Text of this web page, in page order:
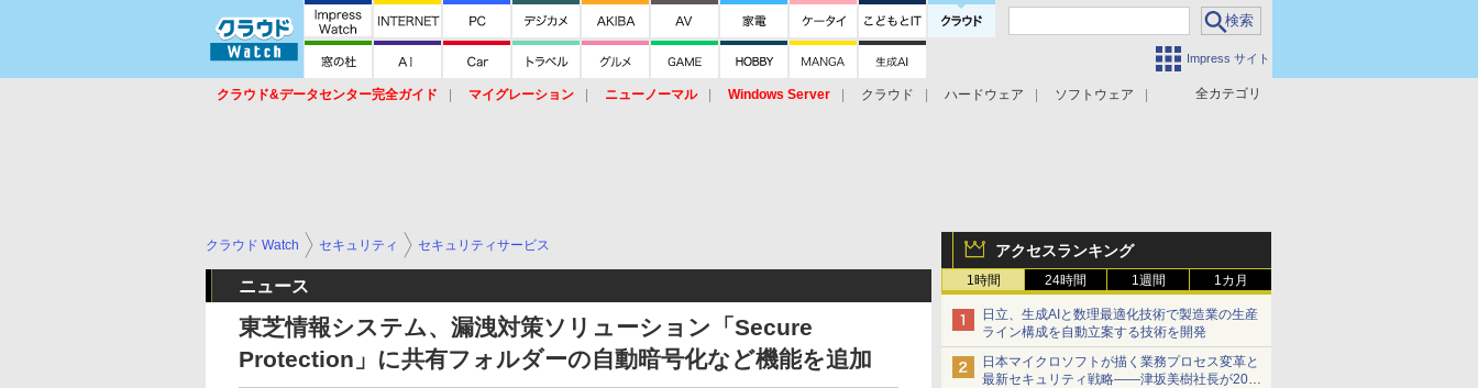
Impress サイト
全カテゴリ
クラウド&データセンター完全ガイド マイグレーション ニューノーマル Windows Server クラウド ハードウェア
ソフトウェア
アクセスランキング
1時間 24時間 1週間 1カ月
日立、生成AIと数理最適化技術で製造業の生産
ライン構成を自動立案する技術を開発
日本マイクロソフトが描く業務プロセス変革と
最新セキュリティ戦略――津坂美樹社長が2027
クラウド Watch セキュリティ セキュリティサービス
ニュース
東芝情報システム、漏洩対策ソリューション「Secure
Protection」に共有フォルダーの自動暗号化など機能を追加